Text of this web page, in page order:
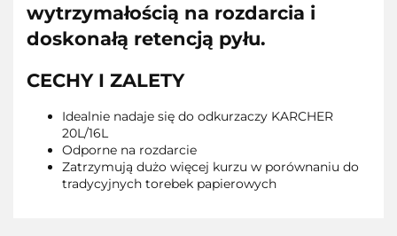
wytrzymałością na rozdarcia i
doskonałą retencją pyłu.
CECHY I ZALETY
Idealnie nadaje się do odkurzaczy KARCHER
20L/16L
Odporne na rozdarcie
Zatrzymują dużo więcej kurzu w porównaniu do
tradycyjnych torebek papierowych